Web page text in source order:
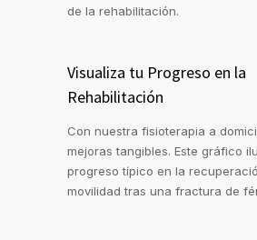
de la rehabilitación.
Visualiza tu Progreso en la
Rehabilitación
Con nuestra fisioterapia a
mejoras tangibles. Este gráfico
progreso típico en la
movilidad tras una fractura de